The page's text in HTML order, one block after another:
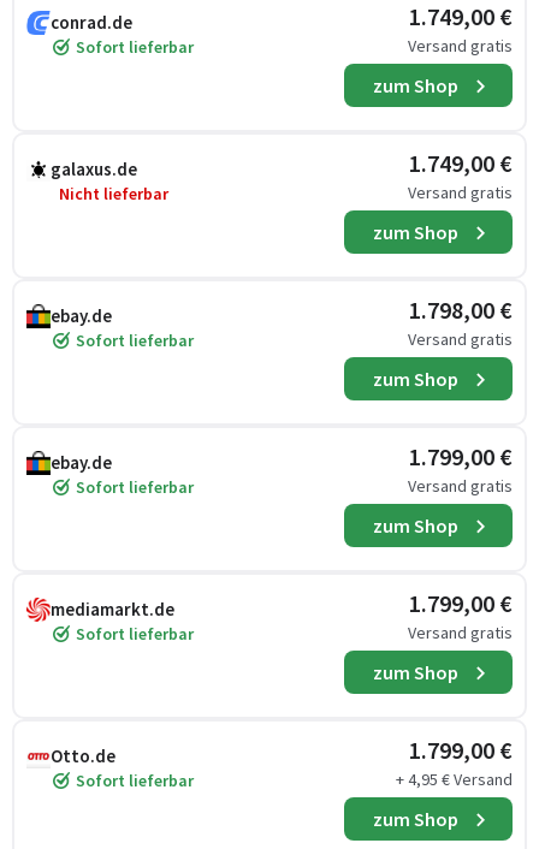
conrad.de
Sofort lieferbar
1.749,00 €
Versand gratis
zum Shop
galaxus.de
Nicht lieferbar
1.749,00 €
Versand gratis
zum Shop
ebay.de
Sofort lieferbar
1.798,00 €
Versand gratis
zum Shop
ebay.de
Sofort lieferbar
1.799,00 €
Versand gratis
zum Shop
mediamarkt.de
Sofort lieferbar
1.799,00 €
Versand gratis
zum Shop
Otto.de
Sofort lieferbar
1.799,00 €
+ 4,95 € Versand
zum Shop